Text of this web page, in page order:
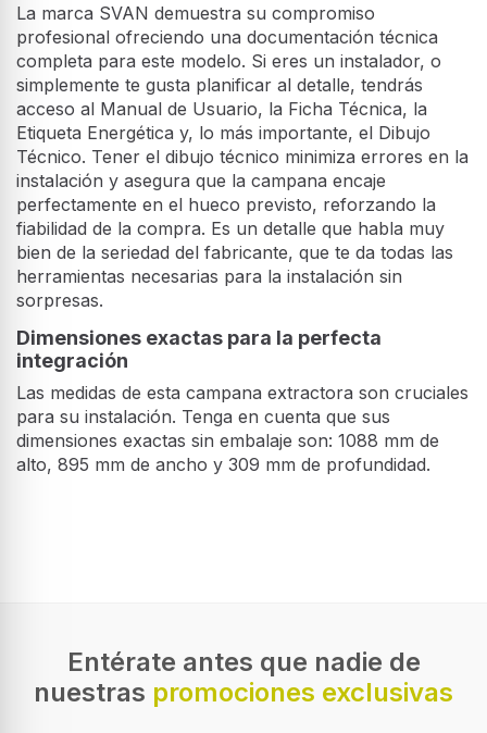
La marca SVAN demuestra su compromiso
profesional ofreciendo una documentación técnica
completa para este modelo. Si eres un instalador, o
simplemente te gusta planificar al detalle, tendrás
acceso al Manual de Usuario, la Ficha Técnica, la
Etiqueta Energética y, lo más importante, el Dibujo
Técnico. Tener el dibujo técnico minimiza errores en la
instalación y asegura que la campana encaje
perfectamente en el hueco previsto, reforzando la
fiabilidad de la compra. Es un detalle que habla muy
bien de la seriedad del fabricante, que te da todas las
herramientas necesarias para la instalación sin
sorpresas.
Dimensiones exactas para la perfecta
integración
Las medidas de esta campana extractora son cruciales
para su instalación. Tenga en cuenta que sus
dimensiones exactas sin embalaje son: 1088 mm de
alto, 895 mm de ancho y 309 mm de profundidad.
Entérate antes que nadie de
nuestras promociones exclusivas